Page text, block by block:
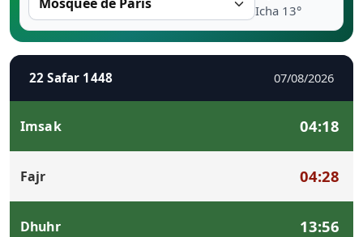
Comment
Icha 13°
22 Safar 1448 07/08/2026
Imsak 04:18
Fajr 04:28
Dhuhr 13:56